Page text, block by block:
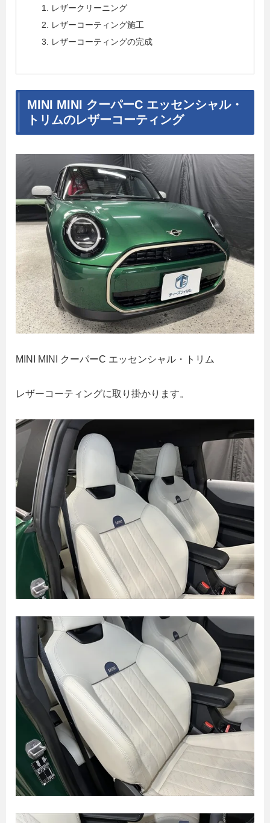
レザークリーニング
レザーコーティング施工
レザーコーティングの完成
MINI MINI クーパーC エッセンシャル・
トリムのレザーコーティング
MINI MINI クーパーC エッセンシャル・トリム
レザーコーティングに取り掛かります。